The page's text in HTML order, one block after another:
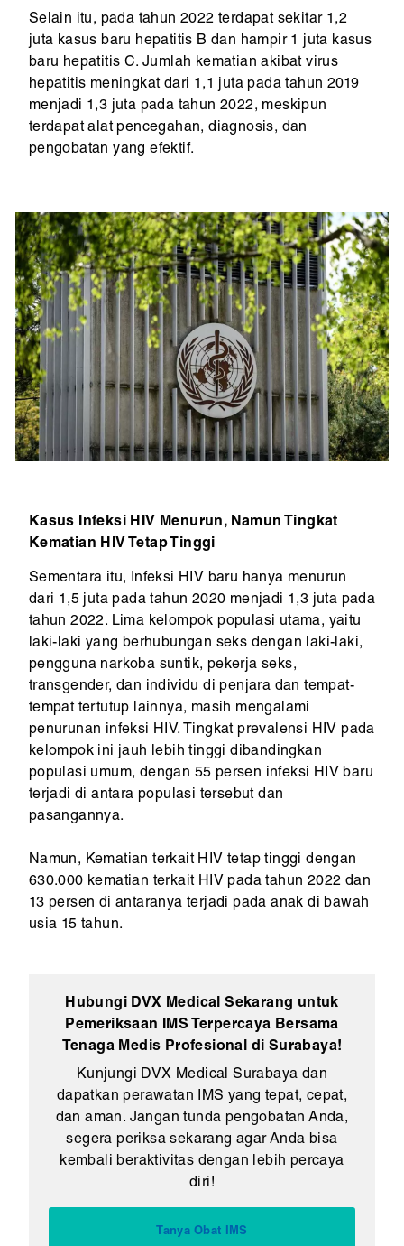
Selain itu, pada tahun 2022 terdapat sekitar 1,2
juta kasus baru hepatitis B dan hampir 1 juta kasus
baru hepatitis C. Jumlah kematian akibat virus
hepatitis meningkat dari 1,1 juta pada tahun 2019
menjadi 1,3 juta pada tahun 2022, meskipun
terdapat alat pencegahan, diagnosis, dan
pengobatan yang efektif.
Kasus Infeksi HIV Menurun, Namun Tingkat
Kematian HIV Tetap Tinggi
Sementara itu, Infeksi HIV baru hanya menurun
dari 1,5 juta pada tahun 2020 menjadi 1,3 juta pada
tahun 2022. Lima kelompok populasi utama, yaitu
laki-laki yang berhubungan seks dengan laki-laki,
pengguna narkoba suntik, pekerja seks,
transgender, dan individu di penjara dan tempat-
tempat tertutup lainnya, masih mengalami
penurunan infeksi HIV. Tingkat prevalensi HIV pada
kelompok ini jauh lebih tinggi dibandingkan
populasi umum, dengan 55 persen infeksi HIV baru
terjadi di antara populasi tersebut dan
pasangannya.
Namun, Kematian terkait HIV tetap tinggi dengan
630.000 kematian terkait HIV pada tahun 2022 dan
13 persen di antaranya terjadi pada anak di bawah
usia 15 tahun.
Hubungi DVX Medical Sekarang untuk
Pemeriksaan IMS Terpercaya Bersama
Tenaga Medis Profesional di Surabaya!
Kunjungi DVX Medical Surabaya dan
dapatkan perawatan IMS yang tepat, cepat,
dan aman. Jangan tunda pengobatan Anda,
segera periksa sekarang agar Anda bisa
kembali beraktivitas dengan lebih percaya
diri!
Tanya Obat IMS